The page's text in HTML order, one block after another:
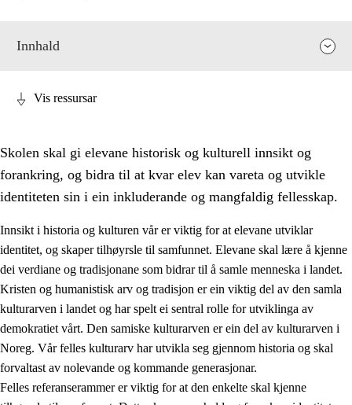
Innhald
1. Verdigrunnlaget i opplæringa
1.1 Menneskeverdet
1.2 Identitet og kulturelt mangfald
1.3 Kritisk tenking og etisk bevisstheit
1.4 Skaparglede, engasjement og utforskartrong
Vis ressursar
Skolen skal gi elevane historisk og kulturell innsikt og
forankring, og bidra til at kvar elev kan vareta og utvikle
identiteten sin i ein inkluderande og mangfaldig fellesskap.
Innsikt i historia og kulturen vår er viktig for at elevane utviklar
identitet, og skaper tilhøyrsle til samfunnet. Elevane skal lære å kjenne
dei verdiane og tradisjonane som bidrar til å samle menneska i landet.
Kristen og humanistisk arv og tradisjon er ein viktig del av den samla
kulturarven i landet og har spelt ei sentral rolle for utviklinga av
demokratiet vårt. Den samiske kulturarven er ein del av kulturarven i
Noreg. Vår felles kulturarv har utvikla seg gjennom historia og skal
forvaltast av nolevande og kommande generasjonar.
Felles referanserammer er viktig for at den enkelte skal kjenne